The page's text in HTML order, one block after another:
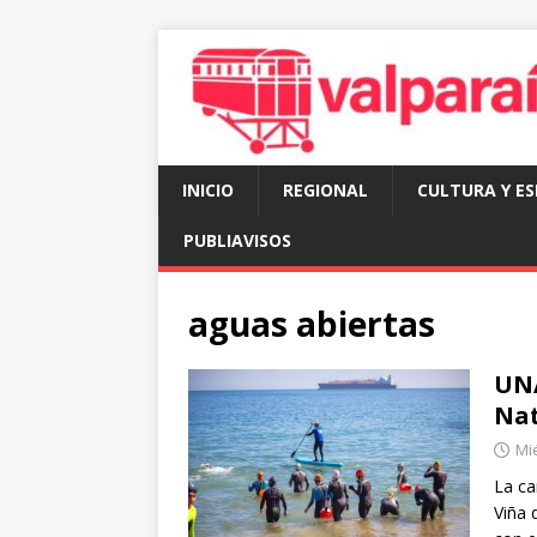
INICIO REGIONAL CULTURA Y
PUBLIAVISOS
aguas abiertas
La
Viña